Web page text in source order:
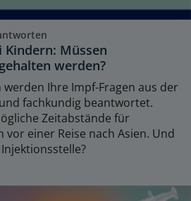
Kindern: Müssen
werden?
Ihre Impf-Fragen aus der
fachkundig beantwortet.
Zeitabstände für
einer Reise nach Asien. Und